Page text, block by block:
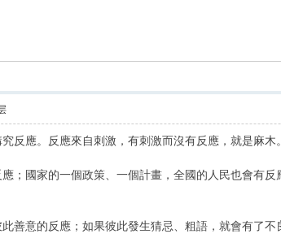
應。反應來自刺激，有刺激而沒有反應，就是麻木
國家的一個政策、一個計畫，全國的人民也會有反
意的反應；如果彼此發生猜忌、粗語，就會有了不